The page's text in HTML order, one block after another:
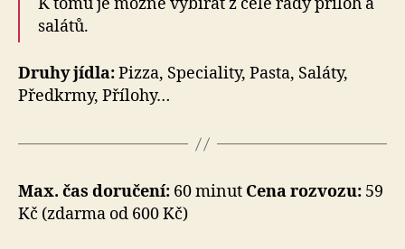
salátů.
Druhy jídla:Pizza, Speciality, Pasta, Saláty,
Předkrmy, Přílohy…
Max. čas doručení: 60 minut Cena rozvozu: 59
Kč (zdarma od 600 Kč)